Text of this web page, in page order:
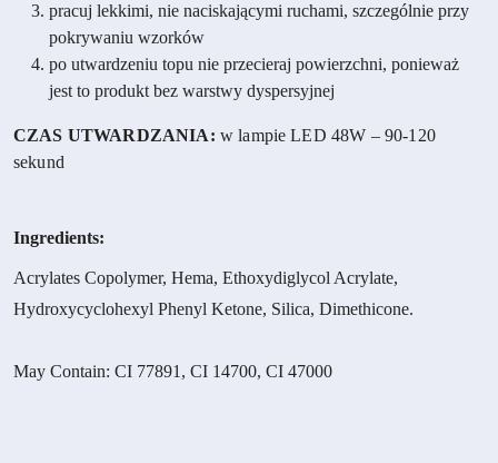
pracuj lekkimi, nie naciskającymi ruchami, szczególnie przy
pokrywaniu wzorków
po utwardzeniu topu nie przecieraj powierzchni, ponieważ
jest to produkt bez warstwy dyspersyjnej
CZAS UTWARDZANIA: w lampie LED 48W – 90-120
sekund
Ingredients:
Acrylates Copolymer, Hema, Ethoxydiglycol Acrylate,
Hydroxycyclohexyl Phenyl Ketone, Silica, Dimethicone.
May Contain: CI 77891, CI 14700, CI 47000